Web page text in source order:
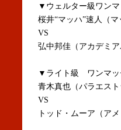
▼ウェルター級ワン
桜井“マッハ”速人（
VS
弘中邦佳（アカデミ
▼ライト級 ワンマッ
青木真也（パラエス
VS
トッド・ムーア（ア